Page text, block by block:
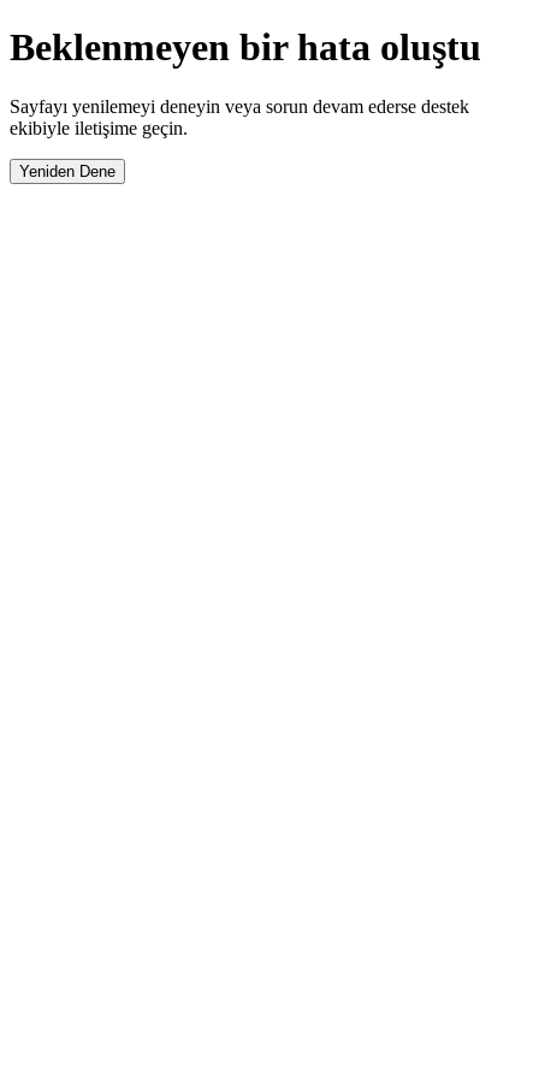
Beklenmeyen bir hata oluştu
Sayfayı yenilemeyi deneyin veya sorun devam ederse destek
ekibiyle iletişime geçin.
Yeniden Dene